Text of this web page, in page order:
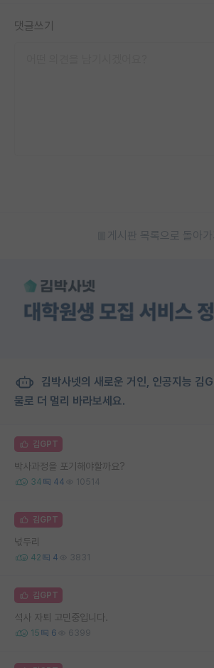
댓글쓰기
게시판 목록으로 돌아가
김박사넷의 새로운 거인, 인공지능 김
물로 더 멀리 바라보세요.
김GPT
박사과정을 포기해야할까요?
34 44 10514
김GPT
넋두리
42 4 3831
김GPT
석사 자퇴 고민중입니다.
15 6 6399